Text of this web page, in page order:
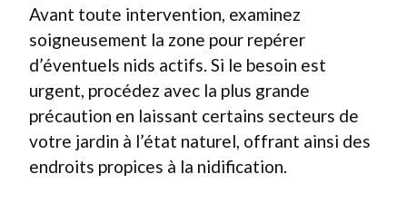
Avant toute intervention, examinez
soigneusement la zone pour repérer
d’éventuels nids actifs. Si le besoin est
urgent, procédez avec la plus grande
précaution en laissant certains secteurs de
votre jardin à l’état naturel, offrant ainsi des
endroits propices à la nidification.